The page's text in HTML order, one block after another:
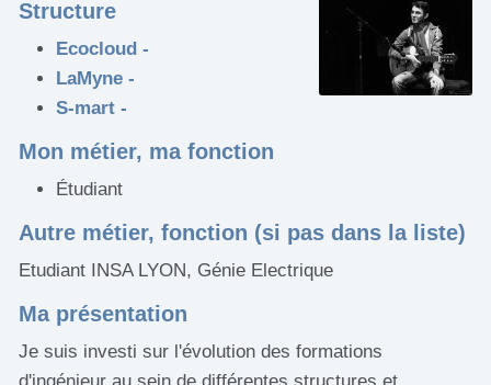
Structure
Ecocloud -
LaMyne -
S-mart -
Mon métier, ma fonction
Étudiant
Autre métier, fonction (si pas dans la liste)
Etudiant INSA LYON, Génie Electrique
Ma présentation
Je suis investi sur l'évolution des formations
d'ingénieur au sein de différentes structures et